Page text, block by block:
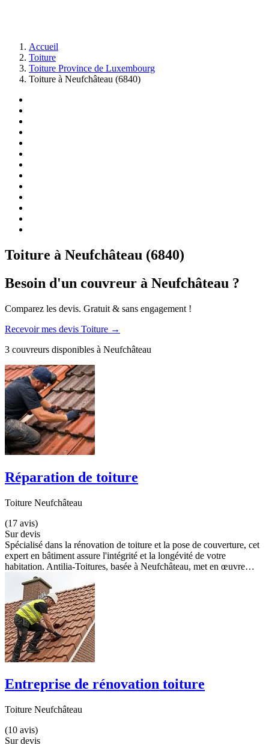
Accueil
Toiture
Toiture Province de Luxembourg
Toiture à Neufchâteau (6840)
Toiture à Neufchâteau (6840)
Besoin d'un couvreur à Neufchâteau ?
Comparez les devis. Gratuit & sans engagement !
Recevoir mes devis Toiture →
3 couvreurs disponibles à Neufchâteau
Réparation de toiture
Toiture Neufchâteau
(17 avis)
Sur devis
Spécialisé dans la rénovation de toiture et la pose de couverture, cet
expert en bâtiment assure l'intégrité et la longévité de votre
habitation. Antilia-Toitures, basée à Neufchâteau, met en œuvre…
Entreprise de rénovation toiture
Toiture Neufchâteau
(10 avis)
Sur devis